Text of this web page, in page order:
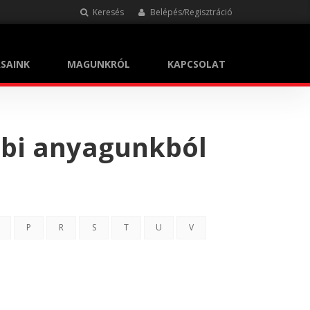
Keresés Belépés/Regisztráció
MAGUNKRÓL KAPCSOLAT
anyagunkból
P R S T U V